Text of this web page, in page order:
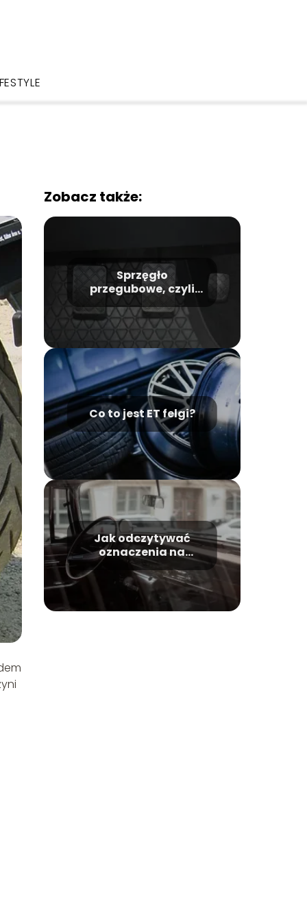
Zobacz także:
Sprzęgło
przegubowe, czyli
sprzęgło Kardana
Co to jest ET felgi?
Jak odczytywać
oznaczenia na
szybach
samochodowych?